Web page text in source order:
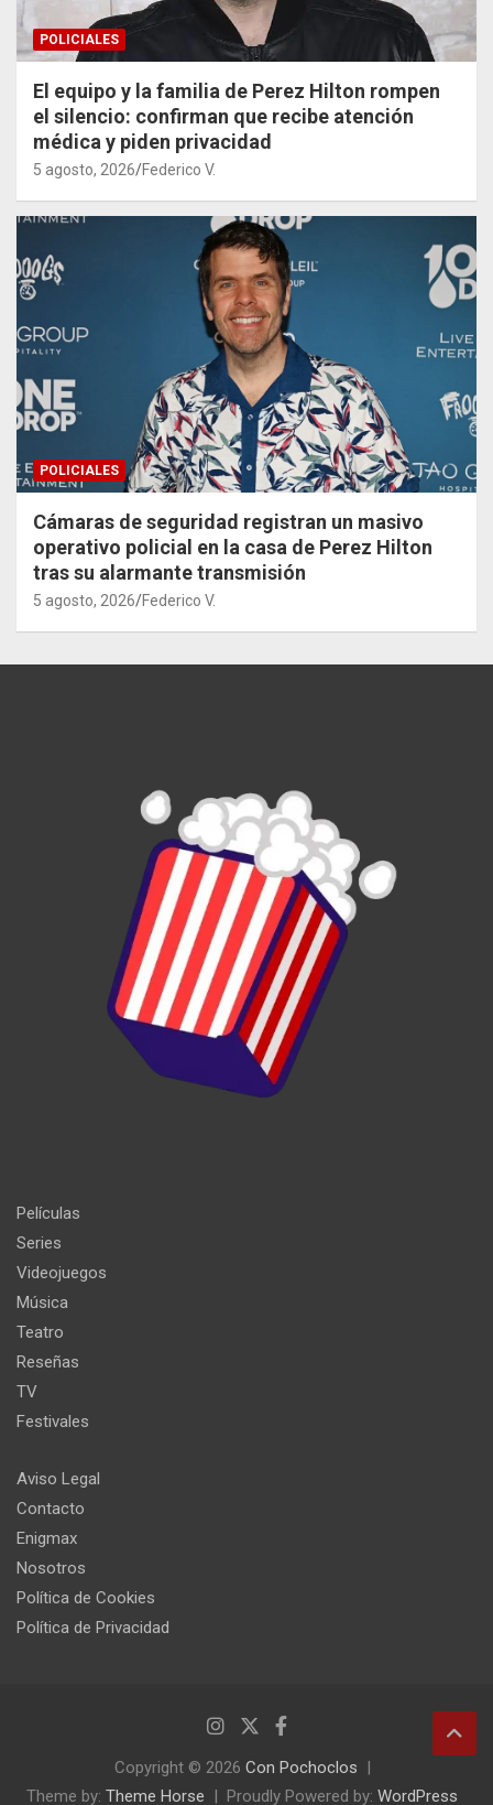
POLICIALES
El equipo y la familia de Perez Hilton rompen
el silencio: confirman que recibe atención
médica y piden privacidad
5 agosto, 2026 Federico V.
POLICIALES
Cámaras de seguridad registran un masivo
operativo policial en la casa de Perez Hilton
tras su alarmante transmisión
5 agosto, 2026 Federico V.
Películas
Series
Videojuegos
Música
Teatro
Reseñas
TV
Festivales
Aviso Legal
Contacto
Enigmax
Nosotros
Política de Cookies
Política de Privacidad
Copyright © 2026 Con Pochoclos
Theme by: Theme Horse Proudly Powered by: WordPress